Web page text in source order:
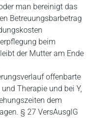
man bereinigt das
Betreuungsbarbetrag
beim
der Mutter am Ende
offenbarte
Therapie und bei Y,
dem
§ 27 VersAusglG